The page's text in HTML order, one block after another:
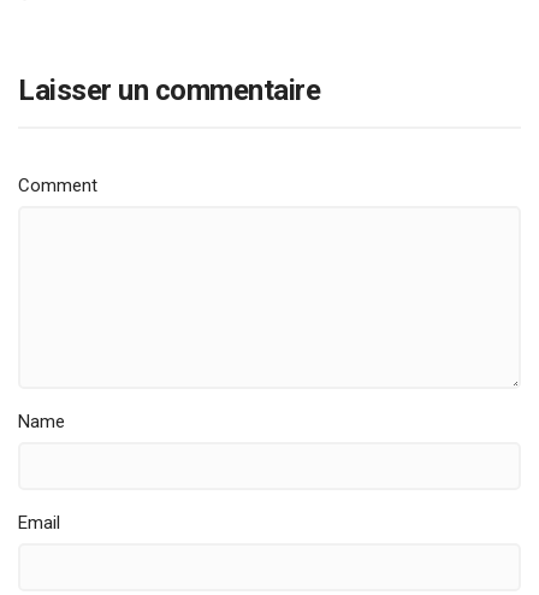
Laisser un commentaire
Comment
Name
Email